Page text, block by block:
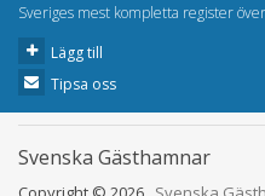
Sveriges mest kompletta register
Lägg till
Tipsa oss
Svenska Gästhamnar